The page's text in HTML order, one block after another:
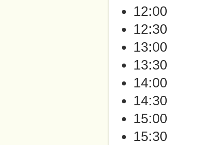
12:00
12:30
13:00
13:30
14:00
14:30
15:00
15:30